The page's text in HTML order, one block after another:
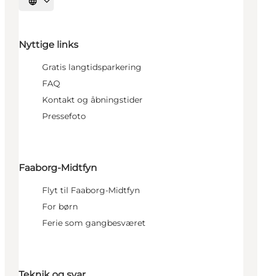
Vælg sprog
Nyttige links
Gratis langtidsparkering
FAQ
Kontakt og åbningstider
Pressefoto
Faaborg-Midtfyn
Flyt til Faaborg-Midtfyn
For børn
Ferie som gangbesværet